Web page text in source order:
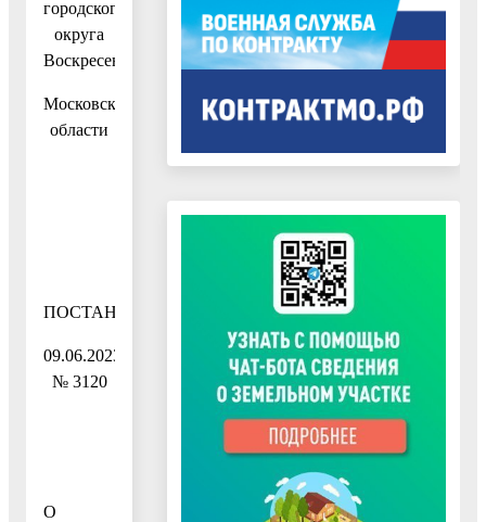
городского
округа
Воскресенск
Московской
области
ПОСТАНОВЛЕНИЕ
09.06.2023
№ 3120
О